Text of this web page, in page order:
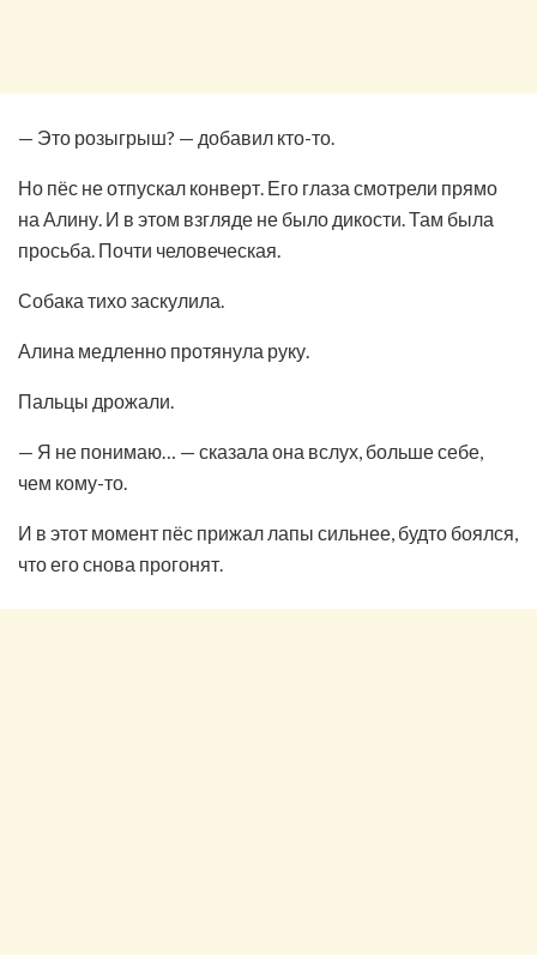
— Это розыгрыш? — добавил кто-то.
Но пёс не отпускал конверт. Его глаза смотрели прямо
на Алину. И в этом взгляде не было дикости. Там была
просьба. Почти человеческая.
Собака тихо заскулила.
Алина медленно протянула руку.
Пальцы дрожали.
— Я не понимаю… — сказала она вслух, больше себе,
чем кому-то.
И в этот момент пёс прижал лапы сильнее, будто боялся,
что его снова прогонят.